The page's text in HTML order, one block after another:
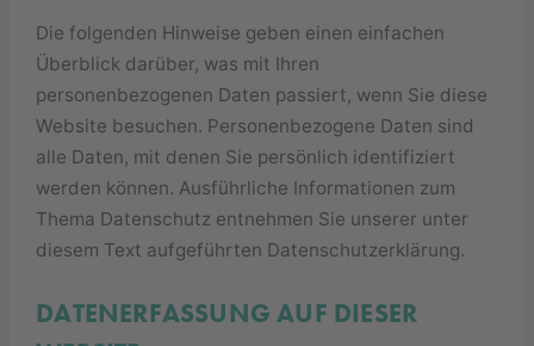
Die folgenden Hinweise geben einen einfachen
Überblick darüber, was mit Ihren
personenbezogenen Daten passiert, wenn Sie diese
Website besuchen. Personenbezogene Daten sind
alle Daten, mit denen Sie persönlich identifiziert
werden können. Ausführliche Informationen zum
Thema Datenschutz entnehmen Sie unserer unter
diesem Text aufgeführten Datenschutzerklärung.
DATENERFASSUNG AUF DIESER